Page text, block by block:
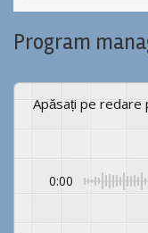
Program
Apăsați pe
0:00